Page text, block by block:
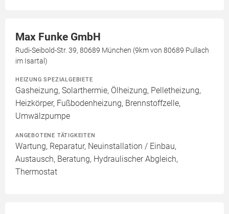
Max Funke GmbH
Rudi-Seibold-Str. 39, 80689 München (9km von 80689 Pullach
im Isartal)
HEIZUNG SPEZIALGEBIETE
Gasheizung, Solarthermie, Ölheizung, Pelletheizung,
Heizkörper, Fußbodenheizung, Brennstoffzelle,
Umwälzpumpe
ANGEBOTENE TÄTIGKEITEN
Wartung, Reparatur, Neuinstallation / Einbau,
Austausch, Beratung, Hydraulischer Abgleich,
Thermostat